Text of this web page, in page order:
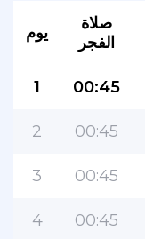
يوم
صلاة
الفجر
1 00:45
2 00:45
3 00:45
4 00:45